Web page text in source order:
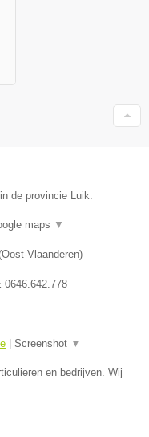
de provincie Luik.
maps ▼
Oost-Vlaanderen)
0646.642.778
Screenshot ▼
en bedrijven. Wij